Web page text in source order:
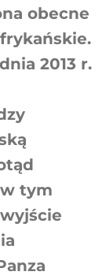
obecne
2013 r.
tym